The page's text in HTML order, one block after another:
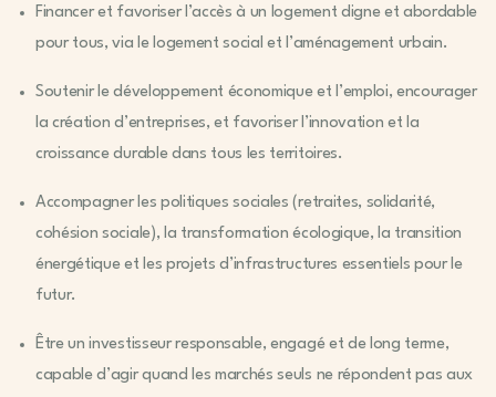
Financer et favoriser l’accès à un logement digne et abordable
pour tous, via le logement social et l’aménagement urbain.
Soutenir le développement économique et l’emploi, encourager
la création d’entreprises, et favoriser l’innovation et la
croissance durable dans tous les territoires.
Accompagner les politiques sociales (retraites, solidarité,
cohésion sociale), la transformation écologique, la transition
énergétique et les projets d’infrastructures essentiels pour le
futur.
Être un investisseur responsable, engagé et de long terme,
capable d’agir quand les marchés seuls ne répondent pas aux